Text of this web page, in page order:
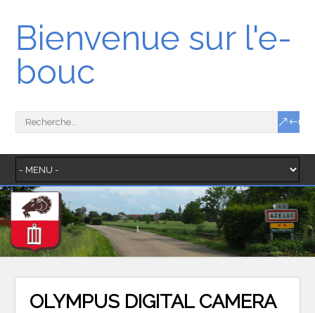
Bienvenue sur l'e-
bouc
OLYMPUS DIGITAL CAMERA